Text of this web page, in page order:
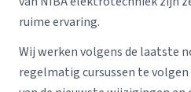
ruime ervaring.
Wij werken volgens de laatste
regelmatig cursussen te